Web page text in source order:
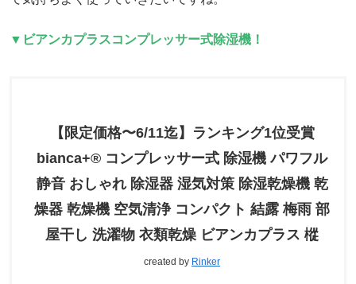
▼ビアンカプラスコンプレッサー式除湿機！
【限定価格〜6/11迄】ランキング1位受賞
bianca+® コンプレッサー式 除湿機 パワフル
静音 おしゃれ 除湿器 湿気対策 除湿乾燥機 乾
燥器 乾燥機 空気清浄 コンパクト 結露 梅雨 部
屋干し 洗濯物 衣類乾燥 ビアンカプラス 樅
created by Rinker